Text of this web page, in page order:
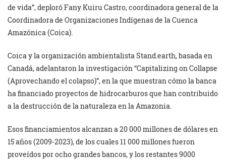
de vida”, deploró Fany Kuiru Castro, coordinadora general de la
Coordinadora de Organizaciones Indígenas de la Cuenca
Amazónica (Coica).
Coica y la organización ambientalista Stand.earth, basada en
Canadá, adelantaron la investigación “Capitalizing on Collapse
(Aprovechando el colapso)”, en la que muestran cómo la banca
ha financiado proyectos de hidrocarburos que han contribuido
a la destrucción de la naturaleza en la Amazonia.
Esos financiamientos alcanzan a 20 000 millones de dólares en
15 años (2009-2023), de los cuales 11 000 millones fueron
proveídos por ocho grandes bancos, y los restantes 9000